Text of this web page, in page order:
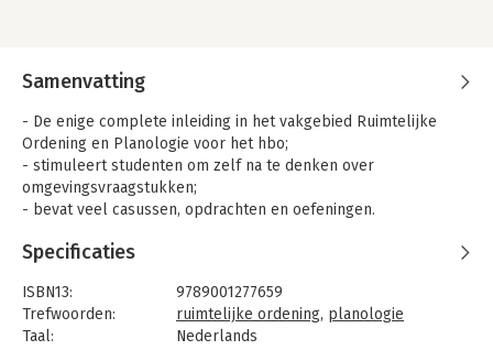
Samenvatting
- De enige complete inleiding in het vakgebied Ruimtelijke
Ordening en Planologie voor het hbo;
- stimuleert studenten om zelf na te denken over
omgevingsvraagstukken;
- bevat veel casussen, opdrachten en oefeningen.
Basisboek Ruimtelijke Ordening en Planologie gaat over onze
leefomgeving en hoe deze tot stand komt en tot stand
gekomen is. Het boek geeft uitleg over de veel voorkomende
typen ruimtegebruik in verschillende omgevingsgebieden en is
bedoeld als inleiding op het vakgebied. De belangrijkste
Specificaties
ISBN13:
9789001277659
Trefwoorden:
ruimtelijke ordening, planologie
Taal:
Nederlands